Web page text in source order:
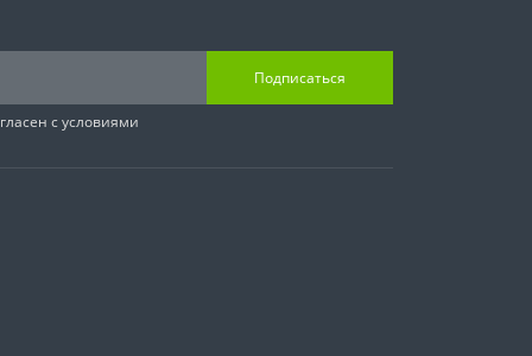
Подписаться
с условиями